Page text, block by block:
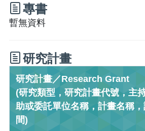
專書
暫無資料
研究計畫
研究計畫／Research Grant
(研究類型，研究計畫代號，主
助或委託單位名稱，計畫名稱，
間)